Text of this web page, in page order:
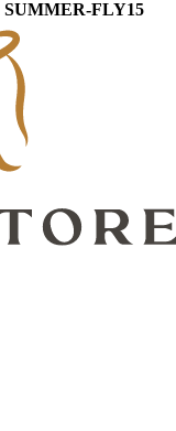
SUMMER-FLY15